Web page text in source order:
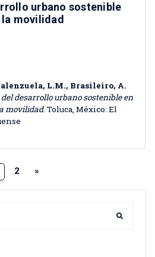
urbano sostenible
movilidad
L.M., Brasileiro, A.
desarrollo urbano sostenible en
movilidad. Toluca, México: El
2 »